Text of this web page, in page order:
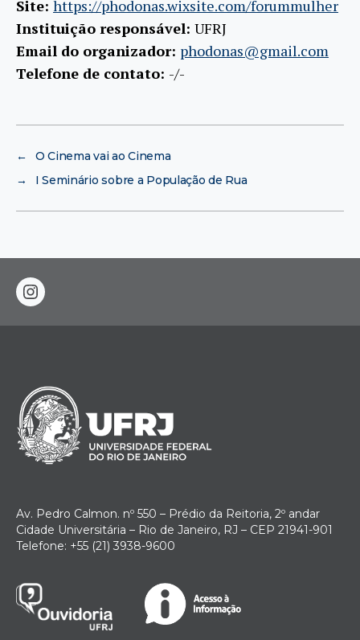
Site: https://phodonas.wixsite.com/forummulher
Instituição responsável: UFRJ
Email do organizador: phodonas@gmail.com
Telefone de contato: -/-
←
O Cinema vai ao Cinema
→
I Seminário sobre a População de Rua
instagram
Av. Pedro Calmon. nº 550 – Prédio da Reitoria, 2º andar
Cidade Universitária – Rio de Janeiro, RJ – CEP 21941-901
Telefone: +55 (21) 3938-9600